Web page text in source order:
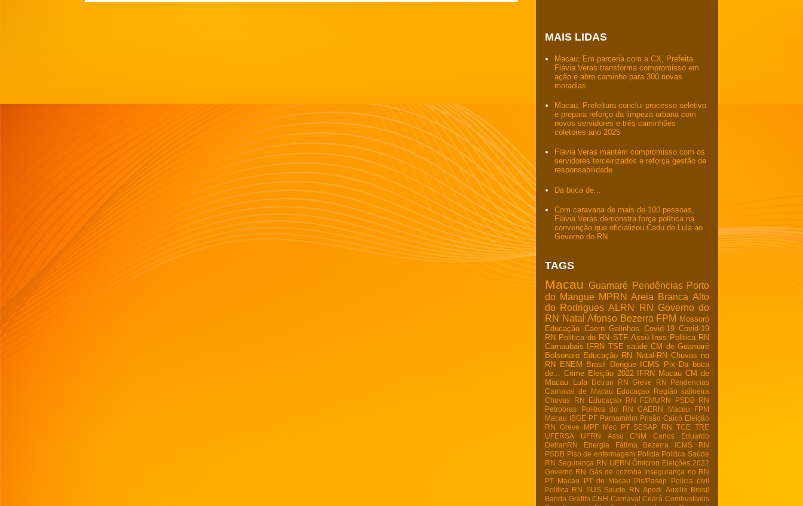
MAIS LIDAS
Macau: Em parceria com a CX, Prefeita
Flávia Veras transforma compromisso em
ação e abre caminho para 300 novas
moradias
Macau: Prefeitura conclui processo seletivo
e prepara reforço da limpeza urbana com
novos servidores e três caminhões
coletores ano 2025
Flávia Veras mantém compromisso com os
servidores terceirizados e reforça gestão de
responsabilidade
Da boca de...
Com caravana de mais de 100 pessoas,
Flávia Veras demonstra força política na
convenção que oficializou Cadu de Lula ao
Governo do RN
TAGS
Macau Guamaré Pendências Porto
do Mangue MPRN Areia Branca Alto
do Rodrigues ALRN RN
Governo do
RN Natal Afonso Bezerra FPM Mossoró
Educação Caern Galinhos Covid-19 Covid-19
RN Politica do RN STF Assú Inss Politica RN
Carnaubais
IFRN TSE saúde CM de Guamaré
Bolsonaro Educação RN Natal-RN Chuvas no
RN
ENEM Brasil Dengue ICMS Pix Da boca
de...
Crime Eleição 2022 IFRN Macau CM de
Macau
Lula Detran RN Greve RN
Pendencias
Carnaval de Macau
Educaçao
Região salineira
Chuvas RN
Educaçao RN FEMURN
PSDB RN
Petrobras
Política do RN CAERN Macau
FPM
Macau IBGE PF Parnamirim Prisão Caicó Eleição
RN
Greve MPF Mec PT SESAP RN TCE TRE
UFERSA
UFRN Assu CNM
Carlos Eduardo
DetranRN
Energia Fátima Bezerra
ICMS RN
PSDB Piso de enfermagem Policia Politica Saúde
RN Segurança RN UERN Ômicron Eleições 2022
Governo RN Gás de cozinha Insegurança no RN
PT Macau
PT de Macau Pis/Pasep
Policia civil
Política RN
SUS Saude RN Apodi Auxilio Brasil
Banda Grafith CNH Carnaval Ceará Combustiveis